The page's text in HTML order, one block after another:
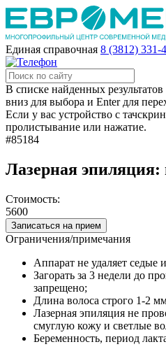
Единая справочная 8 (3812) 331-
В списке найденных
вниз для выбора и Enter для
Если у вас устройство с
пролистывание или нажатие.
#85184
Лазерная эпиляция:
Стоимость:
5600
Записаться на прием
Ограничения/примечания
Аппарат не удаляет седые
Загорать за 3 недели до
запрещено;
Длина волоса строго 1-2
Лазерная эпиляция не
смуглую кожу и светлые
Беременность, период